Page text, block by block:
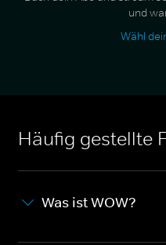
und
Wähl
Häufig gestellte
Was ist WOW?